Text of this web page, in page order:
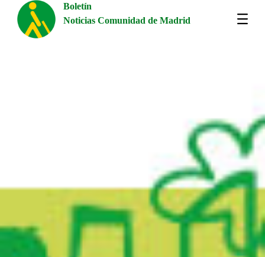
Boletín
Noticias Comunidad de Madrid